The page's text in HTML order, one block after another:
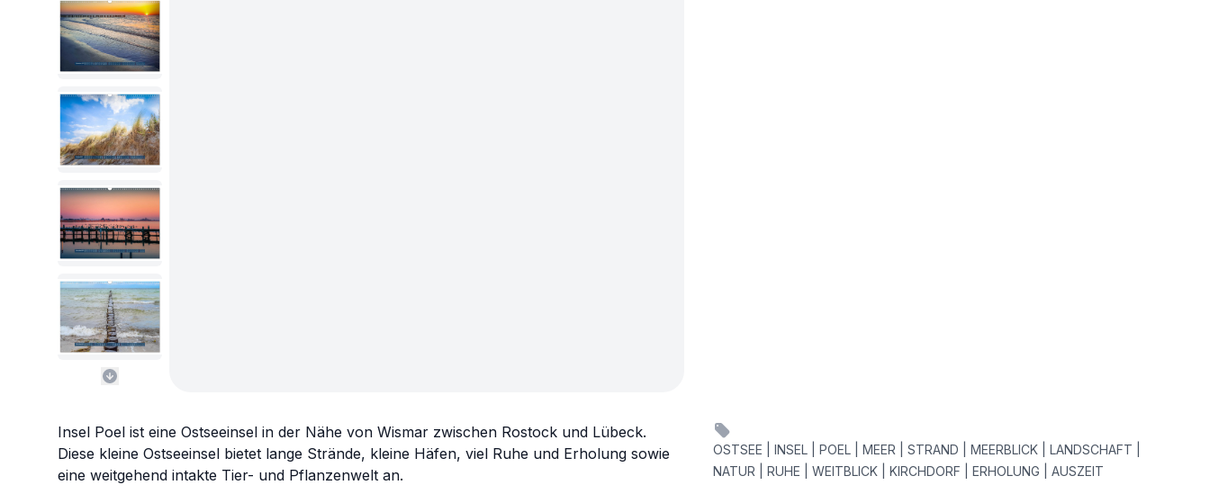
Insel Poel ist eine Ostseeinsel in der Nähe von Wismar zwischen Rostock und Lübeck.
Diese kleine Ostseeinsel bietet lange Strände, kleine Häfen, viel Ruhe und Erholung sowie
eine weitgehend intakte Tier- und Pflanzenwelt an.
OSTSEE | INSEL | POEL | MEER | STRAND | MEERBLICK | LANDSCHAFT |
NATUR | RUHE | WEITBLICK | KIRCHDORF | ERHOLUNG | AUSZEIT